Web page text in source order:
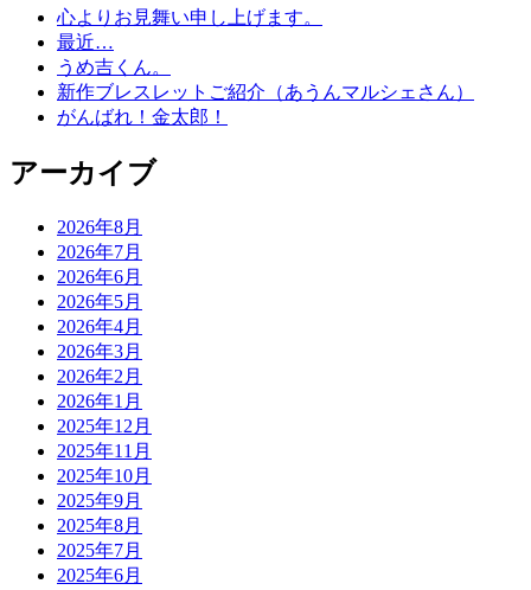
心よりお見舞い申し上げます。
最近…
うめ吉くん。
新作ブレスレットご紹介（あうんマルシェさん）
がんばれ！金太郎！
アーカイブ
2026年8月
2026年7月
2026年6月
2026年5月
2026年4月
2026年3月
2026年2月
2026年1月
2025年12月
2025年11月
2025年10月
2025年9月
2025年8月
2025年7月
2025年6月